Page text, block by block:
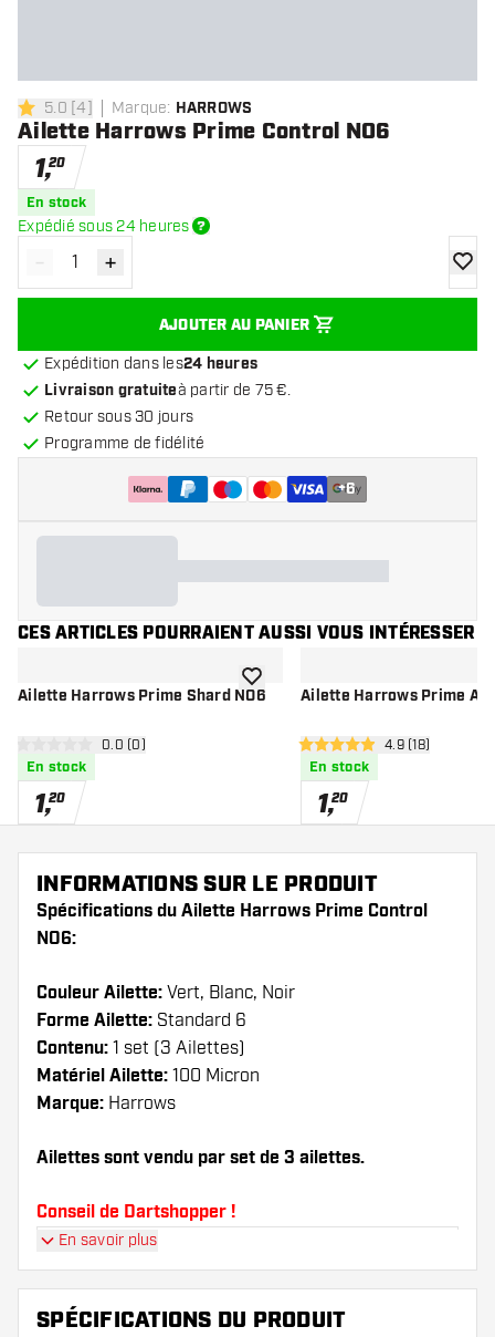
5 étoiles de notation
5.0 [4] Marque: HARROWS
Ailette Harrows Prime Control NO6
1,20
En stock
Expédié sous 24 heures
Diminuer la quantité
- Augmenter la quantité
+
AJOUTER AU PANIER
Expédition dans les24 heures
Livraison gratuiteà partir de 75 €.
Retour sous 30 jours
Programme de fidélité
+6
CES ARTICLES POURRAIENT AUSSI VOUS INTÉRESSER
Ailette Harrows Prime Shard NO6
ouvrir le panneau des avis
0 étoiles de notation
0.0 (0)
En stock
1,20
ajouter à la liste de souhaits
Ailette Harrows Prime
ouvrir le
4.9 étoiles de notation
4.9 (18)
En stock
1,20
INFORMATIONS SUR LE PRODUIT
Spécifications du Ailette Harrows Prime Control
NO6:
Couleur Ailette: Vert, Blanc, Noir
Forme Ailette: Standard 6
Contenu: 1 set (3 Ailettes)
Matériel Ailette: 100 Micron
Marque: Harrows
Ailettes sont vendu par set de 3 ailettes.
Conseil de Dartshopper !
et de tiges. Ils peuvent être endommagés ou
cassés à l'usage.
En savoir plus
SPÉCIFICATIONS DU PRODUIT